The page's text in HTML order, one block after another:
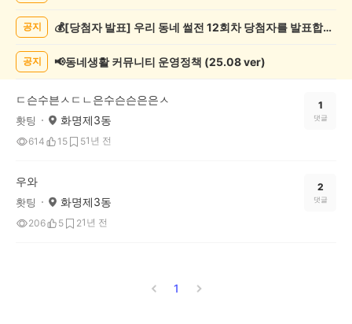
목
공지 💰[당첨자 발표] 우리 동네 썰전 12회차 당첨자를 발표합니다!
공지 📢동네생활 커뮤니티 운영정책 (25.08 ver)
ㄷ슨수븐ㅅㄷㄴ은수슨슨은은ㅅ
홧팅 화명제3동
614 15 51년 전
1
댓글
우와
홧팅 화명제3동
206 5 21년 전
2
댓글
1